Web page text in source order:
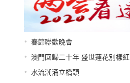
• 春節聯歡晚會
• 澳門回歸二十年 盛世蓮花別樣紅
• 水流潮涌立橋頭